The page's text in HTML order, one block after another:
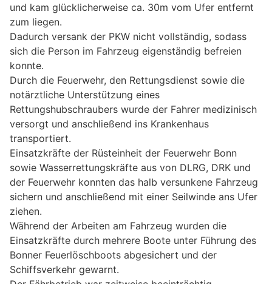
und kam glücklicherweise ca. 30m vom Ufer entfernt
zum liegen.
Dadurch versank der PKW nicht vollständig, sodass
sich die Person im Fahrzeug eigenständig befreien
konnte.
Durch die Feuerwehr, den Rettungsdienst sowie die
notärztliche Unterstützung eines
Rettungshubschraubers wurde der Fahrer medizinisch
versorgt und anschließend ins Krankenhaus
transportiert.
Einsatzkräfte der Rüsteinheit der Feuerwehr Bonn
sowie Wasserrettungskräfte aus von DLRG, DRK und
der Feuerwehr konnten das halb versunkene Fahrzeug
sichern und anschließend mit einer Seilwinde ans Ufer
ziehen.
Während der Arbeiten am Fahrzeug wurden die
Einsatzkräfte durch mehrere Boote unter Führung des
Bonner Feuerlöschboots abgesichert und der
Schiffsverkehr gewarnt.